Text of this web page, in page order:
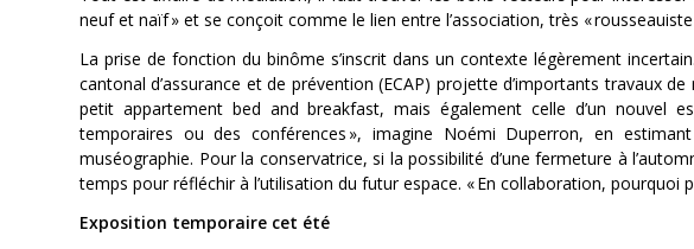
neuf et naïf » et se conçoit comme le lien entre l’association, très « rousseauiste
La prise de fonction du binôme s’inscrit dans un contexte légèrement
cantonal d’assurance et de prévention (ECAP) projette d’importants travaux
petit appartement bed and breakfast, mais également celle d’un nouvel
temporaires ou des conférences », imagine Noémi Duperron, en
muséographie. Pour la conservatrice, si la possibilité d’une fermeture à
temps pour réfléchir à l’utilisation du futur espace. « En collaboration, pourquoi
Exposition temporaire cet été